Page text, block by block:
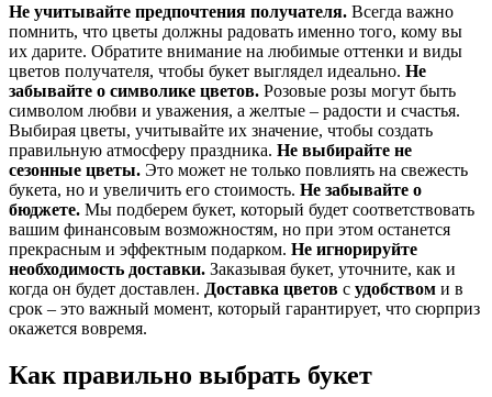
Не учитывайте предпочтения получателя. Всегда важно
помнить, что цветы должны радовать именно того, кому вы
их дарите. Обратите внимание на любимые оттенки и виды
цветов получателя, чтобы букет выглядел идеально. Не
забывайте о символике цветов. Розовые розы могут быть
символом любви и уважения, а желтые – радости и счастья.
Выбирая цветы, учитывайте их значение, чтобы создать
правильную атмосферу праздника. Не выбирайте не
сезонные цветы. Это может не только повлиять на свежесть
букета, но и увеличить его стоимость. Не забывайте о
бюджете. Мы подберем букет, который будет соответствовать
вашим финансовым возможностям, но при этом останется
прекрасным и эффектным подарком. Не игнорируйте
необходимость доставки. Заказывая букет, уточните, как и
когда он будет доставлен. Доставка цветов с удобством и в
срок – это важный момент, который гарантирует, что сюрприз
окажется вовремя.
Как правильно выбрать букет